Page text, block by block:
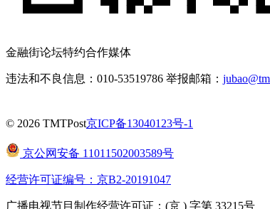
金融街论坛特约合作媒体
违法和不良信息：010-53519786 举报邮箱：
© 2026 TMTPost京ICP备13040123号-1
京公网安备 11011502003589号
经营许可证编号：京B2-20191047
广播电视节目制作经营许可证：(京 ) 字第 33215号